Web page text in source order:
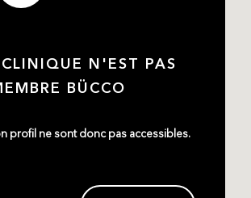
N'EST PAS
BÜCCO
profil ne sont donc pas accessibles.